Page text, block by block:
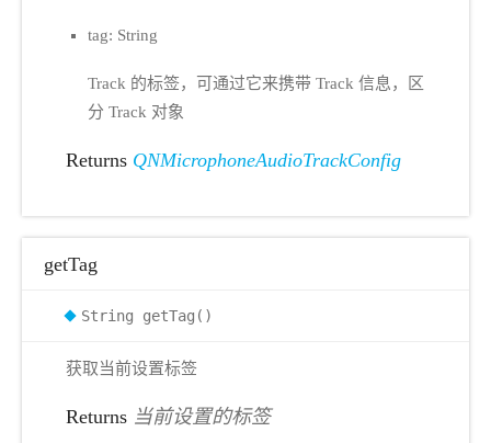
tag: String
Track 的标签，可通过它来携带 Track 信息，区
分 Track 对象
Returns QNMicrophoneAudioTrackConfig
getTag
String getTag()
获取当前设置标签
Returns 当前设置的标签